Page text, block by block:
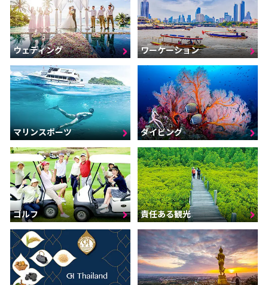
ウェディング ワーケーション
マリンスポーツ ダイビング
ゴルフ 責任ある観光